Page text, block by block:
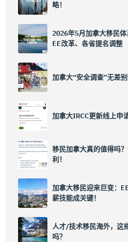
略！
2026年5月加拿大移民体
EE改革、各省提名调整
加拿大“安全调查”无差
加拿大IRCC更新线上申
移民加拿大真的值得吗
利！
加拿大移民迎来巨变：
薪技能成关键！
人才/技术移民海外，这
吗？